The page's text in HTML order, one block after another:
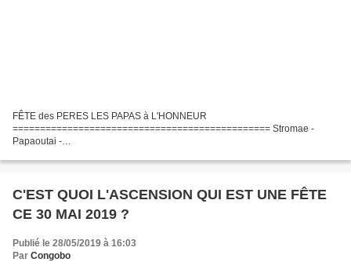
FÊTE des PERES LES PAPAS à L'HONNEUR
=============================================== Stromae -
Papaoutai -
========================== La fête des Pères est une fête annuelle
C'EST QUOI L'ASCENSION QUI EST UNE FÊTE
CE 30 MAI 2019 ?
Publié le 28/05/2019 à 16:03
Par Congobo